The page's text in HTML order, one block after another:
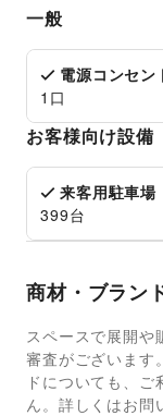
一般
電源コンセン
1口
お客様向け設備
来客用駐車場
399台
商材・ブラン
スペースで展開や
審査がございます
ドについても、
ん。詳しくはお問